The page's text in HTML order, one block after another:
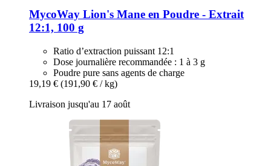
MycoWay Lion's Mane en Poudre -​ Extrait
12:1, 100 g
Ratio d’extraction puissant 12:1
Dose journalière recommandée : 1 à 3 g
Poudre pure sans agents de charge
19,19 € (191,90 € / kg)
Livraison jusqu'au 17 août